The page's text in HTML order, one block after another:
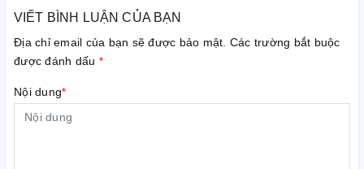
VIẾT BÌNH LUẬN CỦA BẠN
Địa chỉ email của bạn sẽ được bảo mật. Các trường bắt buộc
được đánh dấu *
Nội dung*